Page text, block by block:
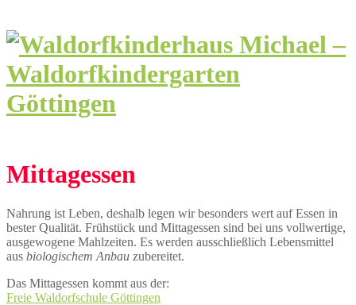
Mittagessen
Nahrung ist Leben, deshalb legen wir besonders wert auf Essen in
bester Qualität. Frühstück und Mittagessen sind bei uns vollwertige,
ausgewogene Mahlzeiten. Es werden ausschließlich Lebensmittel
aus biologischem Anbau zubereitet.
Das Mittagessen kommt aus der:
Freie Waldorfschule Göttingen